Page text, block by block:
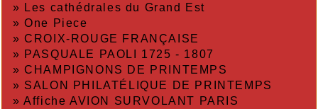
» Les cathédrales du Grand Est
»One Piece
»CROIX-ROUGE FRANÇAISE
» PASQUALE PAOLI 1725 - 1807
»CHAMPIGNONS DE PRINTEMPS
» SALON PHILATÉLIQUE DE PRINTEMPS
»Affiche AVION SURVOLANT PARIS